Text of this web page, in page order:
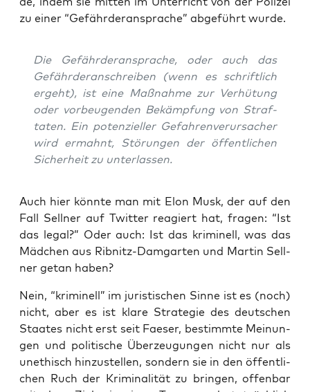
zu einer “Gefähr­der­an­spra­che” abge­führt wurde.
Die Gefähr­der­an­spra­che, oder auch das
Gefähr­der­an­schrei­ben (wenn es schrift­lich
ergeht), ist eine Maß­nah­me zur Ver­hü­tung
oder vor­beu­gen­den Bekämp­fung von Straf­
ta­ten. Ein poten­zi­el­ler Gefah­ren­ver­ur­sa­cher
wird ermahnt, Stö­run­gen der öffent­li­chen
Sicher­heit zu unterlassen.
Auch hier könn­te man mit Elon Musk, der auf den
Fall Sell­ner auf Twit­ter reagiert hat, fra­gen: “Ist
das legal?” Oder auch: Ist das kri­mi­nell, was das
Mäd­chen aus Rib­nitz-Dam­gar­ten und Mar­tin Sell­
ner getan haben?
Nein, “kri­mi­nell” im juris­ti­schen Sin­ne ist es (noch)
nicht, aber es ist kla­re Stra­te­gie des deut­schen
Staa­tes nicht erst seit Fae­ser, bestimm­te Mei­nun­
gen und poli­ti­sche Über­zeu­gun­gen nicht nur als
unethisch hin­zu­stel­len, son­dern sie in den öffent­li­
chen Ruch der Kri­mi­na­li­tät zu brin­gen, offen­bar